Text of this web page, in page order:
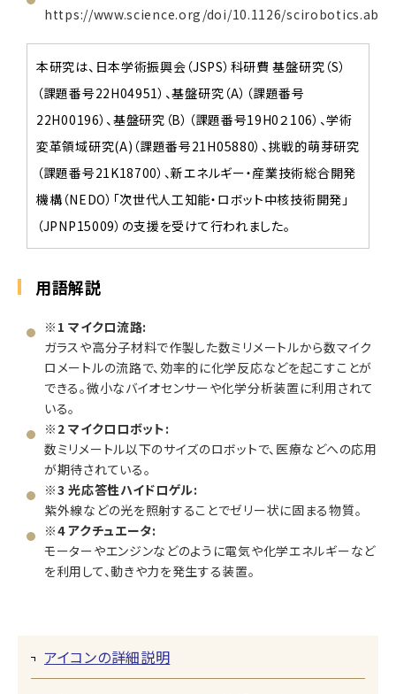
https://www.science.org/doi/10.1126/
本研究は、日本学術振興会（JSPS）科研費 基盤研究（S）
（課題番号22H04951）、基盤研究（A）（課題番号
22H00196）、基盤研究（B）（課題番号19H0２106）、学術
変革領域研究(A)（課題番号21H05880）、挑戦的萌芽研究
（課題番号21K18700）、新エネルギー・産業技術総合開発
機構（NEDO）「次世代人工知能・ロボット中核技術開発」
（JPNP15009）の支援を受けて行われました。
用語解説
※1 マイクロ流路:
ガラスや高分子材料で作製した数ミリメートルから数マイク
ロメートルの流路で、効率的に化学反応などを起こすことが
できる。微小なバイオセンサーや化学分析装置に利用されて
いる。
※2 マイクロロボット:
数ミリメートル以下のサイズのロボットで、医療などへの応用
が期待されている。
※3 光応答性ハイドロゲル:
紫外線などの光を照射することでゼリー状に固まる物質。
※4 アクチュエータ:
モーターやエンジンなどのように電気や化学エネルギーなど
を利用して、動きや力を発生する装置。
アイコンの詳細説明